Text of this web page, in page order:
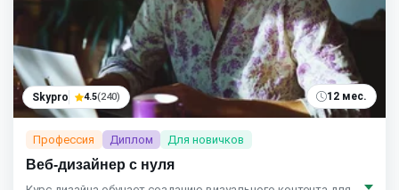
Skypro 4.5(240) 12 мес.
Профессия Диплом Для новичков
Веб-дизайнер с нуля